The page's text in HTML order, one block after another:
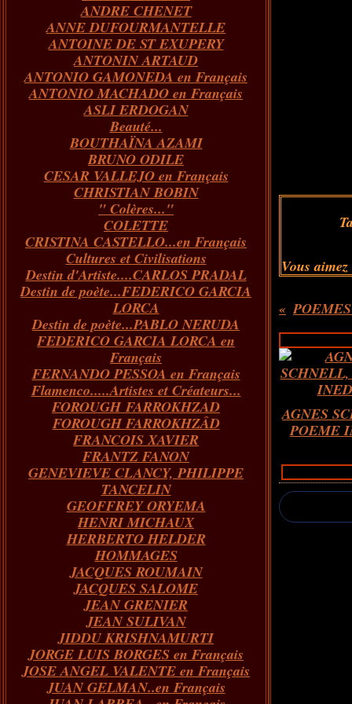
Janvier(60)
Février(68)
Janvier(86)
Mars(65)
Février(70)
Janvier(66)
Avril(76)
Mars(66)
Février(67)
Janvier(73)
Mai(82)
Avril(62)
Mars(66)
Février(55)
Janvier(43)
Juin(84)
Mai(89)
Avril(59)
Mars(73)
Février(54)
Janvier(51)
Juillet(72)
Juin(65)
Mai(97)
Avril(73)
Mars(100)
Février(146)
Janvier(124)
Août(40)
Juillet(31)
Juin(26)
ANDRE CHENET
ANNE DUFOURMANTELLE
ANTOINE DE ST EXUPERY
ANTONIN ARTAUD
ANTONIO GAMONEDA en Français
ANTONIO MACHADO en Français
ASLI ERDOGAN
Beauté...
BOUTHAÏNA AZAMI
BRUNO ODILE
CESAR VALLEJO en Français
CHRISTIAN BOBIN
" Colères..."
COLETTE
CRISTINA CASTELLO...en Français
Cultures et Civilisations
Destin d'Artiste....CARLOS PRADAL
Destin de poète...FEDERICO GARCIA
LORCA
Destin de poète...PABLO NERUDA
FEDERICO GARCIA LORCA en
Français
FERNANDO PESSOA en Français
Flamenco.....Artistes et Créateurs...
FOROUGH FARROKHZAD
FOROUGH FARROKHZÂD
FRANCOIS XAVIER
FRANTZ FANON
GENEVIEVE CLANCY, PHILIPPE
TANCELIN
GEOFFREY ORYEMA
HENRI MICHAUX
HERBERTO HELDER
HOMMAGES
JACQUES ROUMAIN
JACQUES SALOME
JEAN GRENIER
JEAN SULIVAN
JIDDU KRISHNAMURTI
JORGE LUIS BORGES en Français
JOSE ANGEL VALENTE en Français
JUAN GELMAN..en Français
Vous aimez
AGNES
POEME